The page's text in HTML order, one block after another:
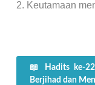
📖 Hadits ke-
Berjihad dan